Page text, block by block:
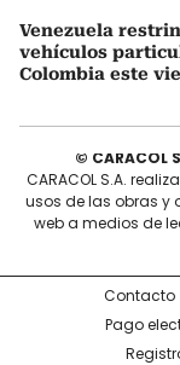
Venezuela
vehículos
Colombia este
©
CARACOL S.A.
usos de las obras y
web a medios de
Contacto
Pago